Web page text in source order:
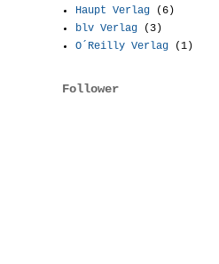
Haupt Verlag
(6)
blv Verlag
(3)
O´Reilly Verlag
(1)
Follower